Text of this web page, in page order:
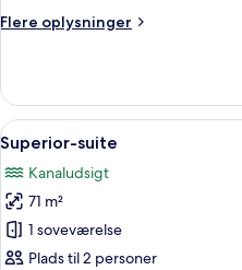
Flere oplysninger
Flere
værelse
Indlæs
alle
billeder
af
Superior-
suite
8
Superior-suite
Kanaludsigt
71 m²
1 soveværelse
Plads til 2 personer